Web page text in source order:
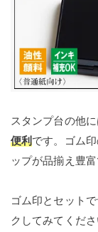
スタンプ台の他に
便利です。ゴム
ップが品揃え豊富
ゴム印とセット
クしてみてくださ